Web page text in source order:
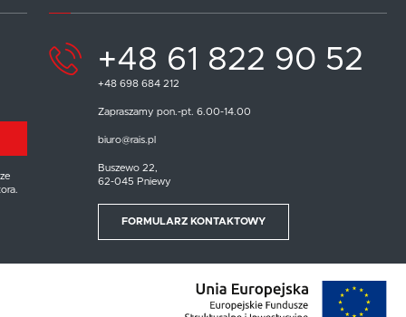
+48 61 822 90 52
+48 698 684 212
Zapraszamy pon.-pt. 6.00-14.00
biuro@rais.pl
Buszewo 22,
62-045 Pniewy
FORMULARZ KONTAKTOWY